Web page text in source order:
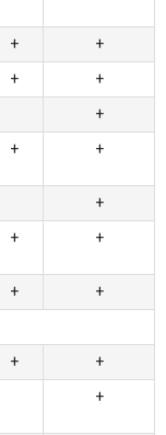
+
+
+
+
+
+ +
+
+ +
+
+
+
+
+